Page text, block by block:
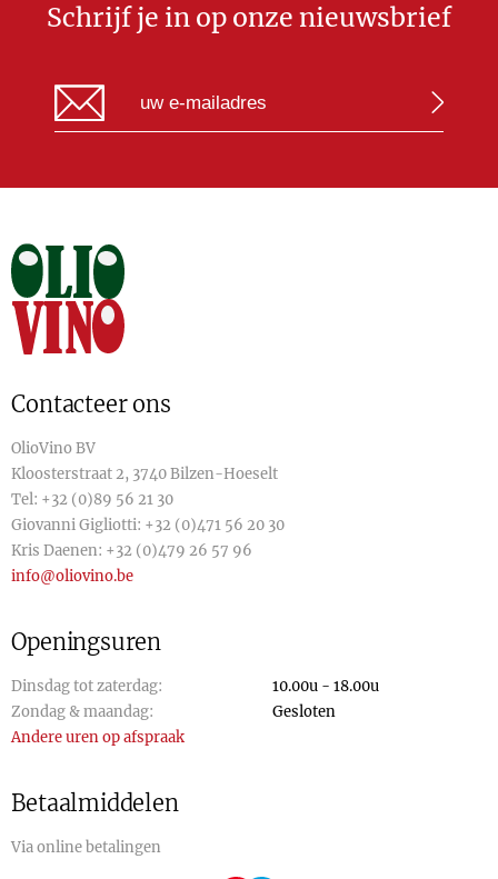
Schrijf je in op onze nieuwsbrief
Contacteer ons
OlioVino BV
Kloosterstraat 2, 3740 Bilzen-Hoeselt
Tel: +32 (0)89 56 21 30
Giovanni Gigliotti: +32 (0)471 56 20 30
Kris Daenen: +32 (0)479 26 57 96
info@oliovino.be
Openingsuren
Dinsdag tot zaterdag:
10.00u - 18.00u
Zondag & maandag:
Gesloten
Andere uren op afspraak
Betaalmiddelen
Via online betalingen